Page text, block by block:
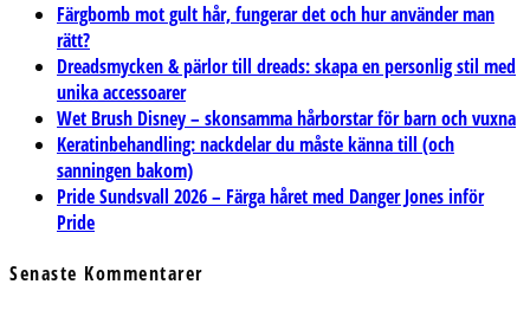
Färgbomb mot gult hår, fungerar det och hur använder man
rätt?
Dreadsmycken & pärlor till dreads: skapa en personlig stil med
unika accessoarer
Wet Brush Disney – skonsamma hårborstar för barn och vuxna
Keratinbehandling: nackdelar du måste känna till (och
sanningen bakom)
Pride Sundsvall 2026 – Färga håret med Danger Jones inför
Pride
Senaste Kommentarer